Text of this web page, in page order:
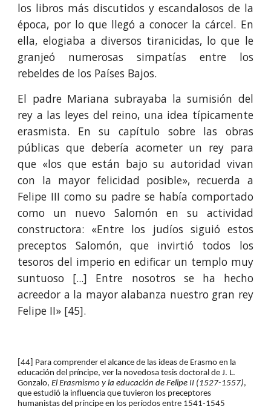
los libros más discutidos y escandalosos de la
época, por lo que llegó a conocer la cárcel. En
ella, elogiaba a diversos tiranicidas, lo que le
granjeó numerosas simpatías entre los
rebeldes de los Países Bajos.
El padre Mariana subrayaba la sumisión del
rey a las leyes del reino, una idea típicamente
erasmista. En su capítulo sobre las obras
públicas que debería acometer un rey para
que «los que están bajo su autoridad vivan
con la mayor felicidad posible», recuerda a
Felipe III como su padre se había comportado
como un nuevo Salomón en su actividad
constructora: «Entre los ju­díos siguió estos
preceptos Salomón, que invirtió todos los
tesoros del imperio en edificar un templo muy
suntuoso [...] Entre nosotros se ha hecho
acreedor a la mayor alabanza nuestro gran rey
Felipe II» [45].
[44 ] Para comprender el alcance de las ideas de Erasmo en la
educación del príncipe, ver la novedosa tesis doctoral de J. L.
Gonzalo, El Erasmismo y la educación de Felipe II (1527-1557),
que estudió la influencia que tuvieron los preceptores
humanistas del príncipe en los períodos entre 1541-1545